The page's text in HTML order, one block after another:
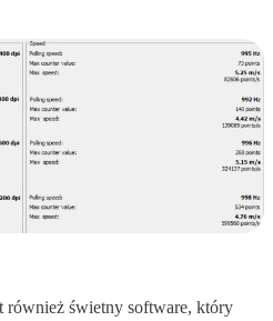
również świetny software, który